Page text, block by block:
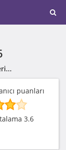
puanları
3.6